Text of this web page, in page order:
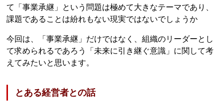
て「事業承継」という問題は極めて大きなテーマであり、
課題であることは紛れもない現実ではないでしょうか
今回は、「事業承継」だけではなく、組織のリーダーとし
て求められるであろう「未来に引き継ぐ意識」に関して考
えてみたいと思います。
とある経営者との話